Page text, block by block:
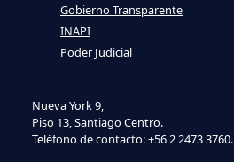
Nueva York 9,
Piso 13, Santiago Centro.
Teléfono de contacto: +56 2 2473 3760.
Gobierno Transparente
INAPI
Poder Judicial